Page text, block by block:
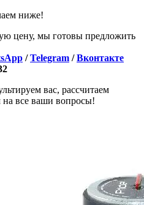
ниже!
цену, мы готовы предложить
/Telegram /Вконтакте
вас, рассчитаем
на все ваши вопросы!